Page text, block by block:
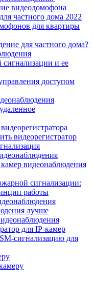
видеодомофона
частного дома 2022
для квартиры
для частного дома?
сигнализации и ее
доступом
видеорегистратор
видеонаблюдения
сигнализации:
работы
лучше
для IP-камер
сигнализацию для